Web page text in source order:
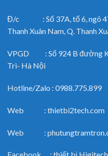
Đ/c : Số 37A, tổ 6, ngõ
Thanh Xuân Nam, Q. Thanh
VPGD : Số 924 B đường
Trì- Hà Nội
Hotline/Zalo : 0988.775.899
Web : thietbi2tech.com
Web :